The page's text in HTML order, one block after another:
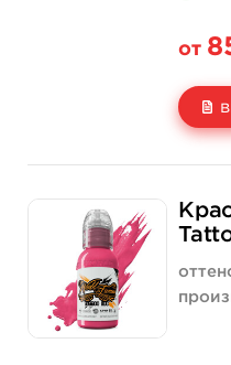
от
Количество
850 руб.